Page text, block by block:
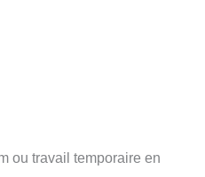
ou travail temporaire en